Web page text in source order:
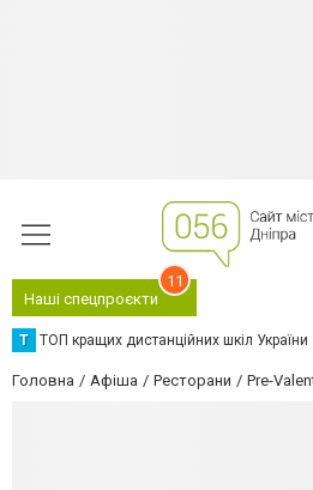
Наші спецпроєкти
11
Т ТОП кращих дистанційних шкіл України
Головна Афіша Ресторани Pre-